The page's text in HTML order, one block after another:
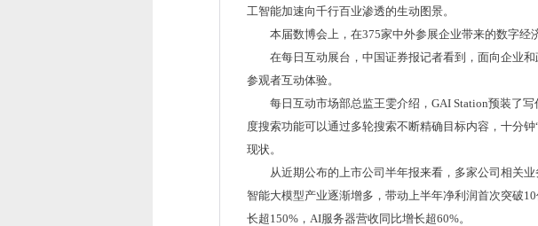
工智能加速向千行百业渗透的生动图景。
本届数博会上，在375家中外参展企业带来的数字经
在每日互动展台，中国证券报记者看到，面向企业
参观者互动体验。
每日互动市场部总监王雯介绍，GAI Station预装了
度搜索功能可以通过多轮搜索不断精确目标内容，十分
现状。
从近期公布的上市公司半年报来看，多家公司相关
智能大模型产业逐渐增多，带动上半年净利润首次突破
长超150%，AI服务器营收同比增长超60%。